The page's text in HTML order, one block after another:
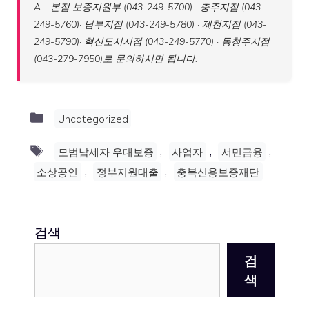
A. · 본점 보증지원부 (043-249-5700) · 충주지점 (043-
249-5760)· 남부지점 (043-249-5780) · 제천지점 (043-
249-5790)· 혁신도시지점 (043-249-5770) · 동청주지점
(043-279-7950)로 문의하시면 됩니다.
Categories
Uncategorized
Tags
모범납세자 우대보증 , 사업자 , 서민금융 ,
소상공인 , 정부지원대출 , 충북신용보증재단
검색
검
색